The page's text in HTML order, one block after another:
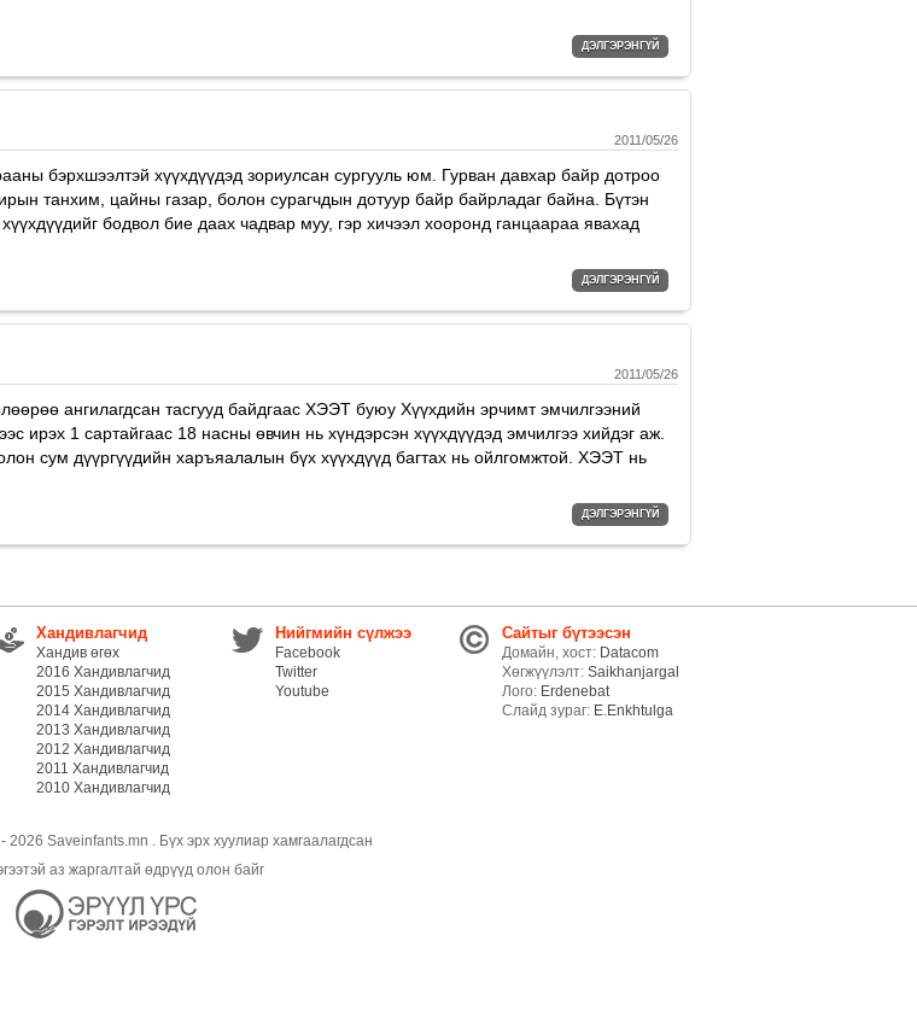
ДЭЛГЭРЭНГҮЙ
2011/05/26
бэрхшээлтэй хүүхдүүдэд зориулсан сургууль юм. Гурван давхар байр дотроо
танхим, цайны газар, болон сурагчдын дотуур байр байрладаг байна. Бүтэн
бодвол бие даах чадвар муу, гэр хичээл хооронд ганцаараа явахад
ДЭЛГЭРЭНГҮЙ
2011/05/26
ангилагдсан тасгууд байдгаас ХЭЭТ буюу Хүүхдийн эрчимт эмчилгээний
ирэх 1 сартайгаас 18 насны өвчин нь хүндэрсэн хүүхдүүдэд эмчилгээ хийдэг аж.
сум дүүргүүдийн харъяалалын бүх хүүхдүүд багтах нь ойлгомжтой. ХЭЭТ нь
ДЭЛГЭРЭНГҮЙ
Хандивлагчид
Хандив өгөх
2016 Хандивлагчид
2015 Хандивлагчид
2014 Хандивлагчид
2013 Хандивлагчид
2012 Хандивлагчид
2011 Хандивлагчид
2010 Хандивлагчид
Нийгмийн сүлжээ
Facebook
Twitter
Youtube
Сайтыг бүтээсэн
Домайн, хост: Datacom
Хөгжүүлэлт: Saikhanjargal
Лого: Erdenebat
Слайд зураг: E.Enkhtulga
2026 Saveinfants.mn . Бүх эрх хуулиар хамгаалагдсан
аз жаргалтай өдрүүд олон байг